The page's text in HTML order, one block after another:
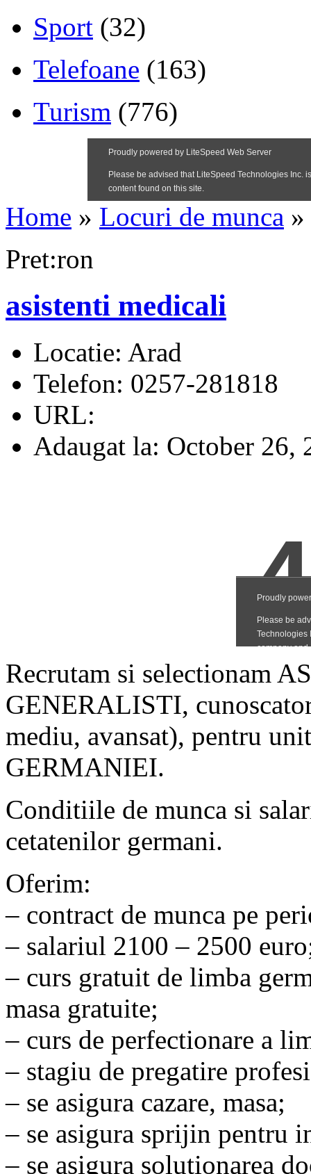
Sport (32)
Telefoane (163)
Turism (776)
Home » Locuri de munca »
Pret:ron
asistenti medicali
Locatie: Arad
Telefon: 0257-281818
URL:
Adaugat la: October 26,
Recrutam si selectionam
GENERALISTI,
mediu, avansat), pentru
GERMANIEI.
Conditiile de munca si
cetatenilor germani.
Oferim:
– contract de munca pe
– salariul 2100 – 2500
– curs gratuit de limba
masa gratuite;
– curs de perfectionare a
– stagiu de pregatire
– se asigura cazare, masa;
– se asigura sprijin pentru
– se asigura solutionarea